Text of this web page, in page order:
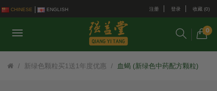
CHINESE ENGLISH 注册 登录 收藏 (0)
0
新绿色颗粒买1送1年度优惠 血蝎 (新绿色中药配方颗粒)